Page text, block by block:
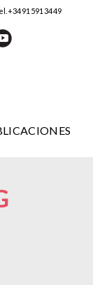
+34 91 591 34 49